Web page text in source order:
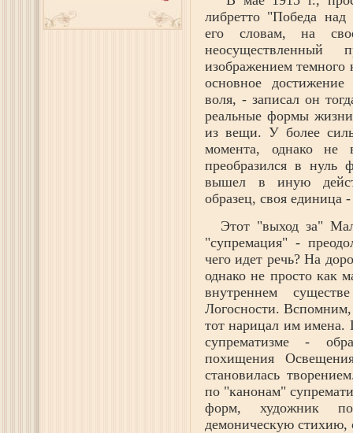
либретто "Победа
его словам, на
изображением темного
основное
воля, - записал он
реальные формы
из вещи. У более
момента, однако не
преобразился в
вышел в иную
образец, своя единица
Этот "выход за"
"супремация" -
чего идет речь? На
однако не просто как
внутреннем
Логосности.
тот нарицал им имена.
супрематизме -
похищения
становилась
по "канонам"
форм, художник
демоническую стихию,